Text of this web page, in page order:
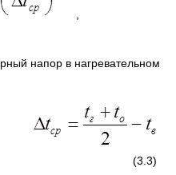
,
напор в нагревательном